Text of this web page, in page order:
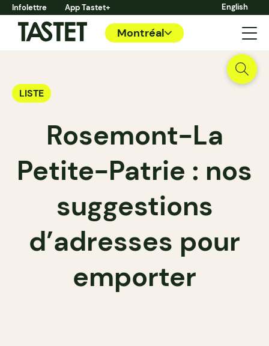
Infolettre App Tastet+ English
Montréal
LISTE
Rosemont-La
Petite-Patrie : nos
suggestions
d’adresses pour
emporter